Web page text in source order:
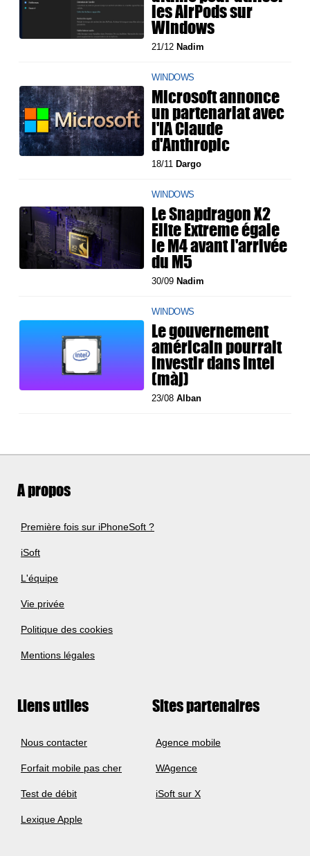
les AirPods sur
Windows
21/12 Nadim
WINDOWS
Microsoft annonce
un partenariat avec
l'IA Claude
d'Anthropic
18/11 Dargo
WINDOWS
Le Snapdragon X2
Elite Extreme égale
le M4 avant l'arrivée
du M5
30/09 Nadim
WINDOWS
Le gouvernement
américain pourrait
investir dans Intel
(màj)
23/08Alban
A propos
Première fois sur iPhoneSoft ?
iSoft
L'équipe
Vie privée
Politique des cookies
Mentions légales
Liens utiles
Nous contacter
Forfait mobile pas cher
Test de débit
Lexique Apple
Sites partenaires
Agence mobile
WAgence
iSoft sur X